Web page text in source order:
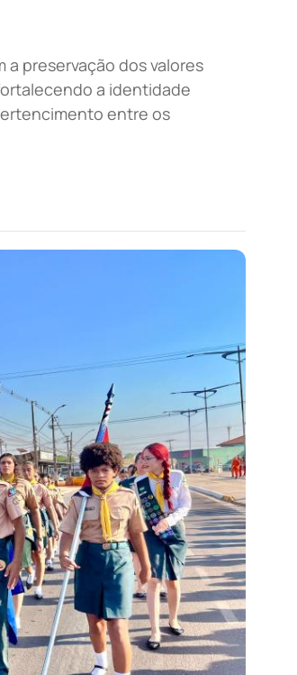
preservação dos valores
a identidade
entre os